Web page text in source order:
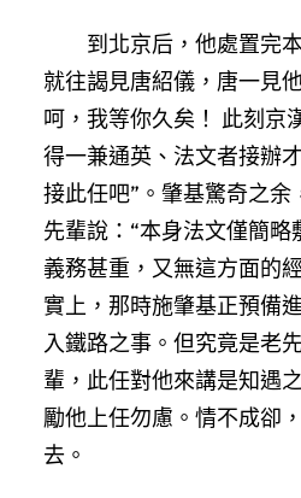
到北京后，他處置完
就往謁見唐紹儀，唐一見
呵，我等你久矣！ 此刻京
得一兼通英、法文者接辦
接此任吧”。肇基驚奇之余
先輩說：“本身法文僅簡
義務甚重，又無這方面的
實上，那時施肇基正預備
入鐵路之事。但究竟是老
輩，此任對他來講是知遇
勵他上任勿慮。情不成卻
去。